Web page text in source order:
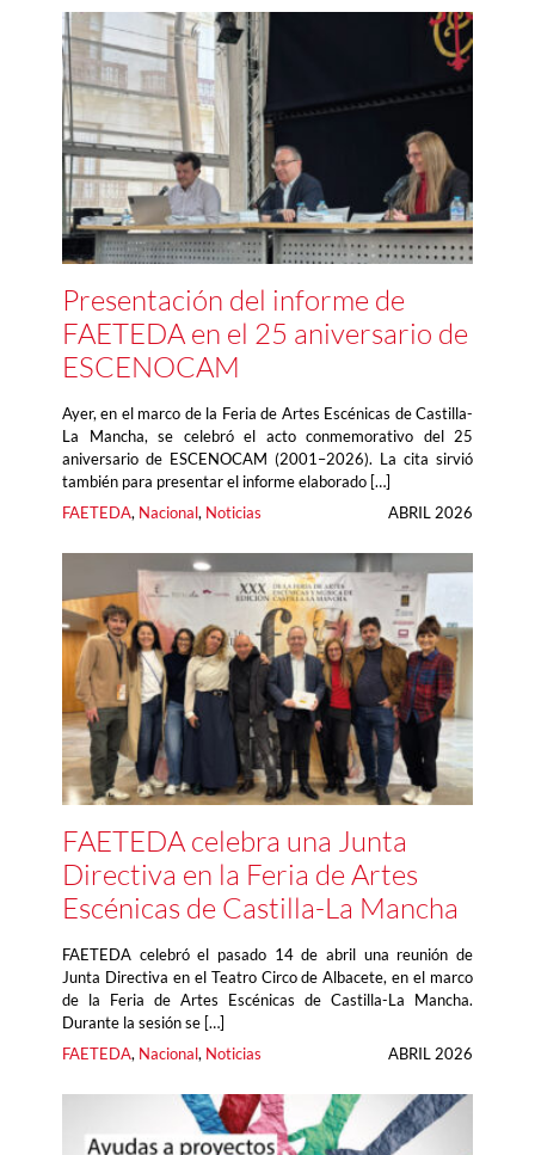
Presentación del informe de
FAETEDA en el 25 aniversario de
ESCENOCAM
Ayer, en el marco de la Feria de Artes Escénicas de Castilla-
La Mancha, se celebró el acto conmemorativo del 25
aniversario de ESCENOCAM (2001–2026). La cita sirvió
también para presentar el informe elaborado […]
FAETEDA, Nacional, Noticias ABRIL 2026
FAETEDA celebra una Junta
Directiva en la Feria de Artes
Escénicas de Castilla-La Mancha
FAETEDA celebró el pasado 14 de abril una reunión de
Junta Directiva en el Teatro Circo de Albacete, en el marco
de la Feria de Artes Escénicas de Castilla-La Mancha.
Durante la sesión se […]
FAETEDA, Nacional, Noticias ABRIL 2026